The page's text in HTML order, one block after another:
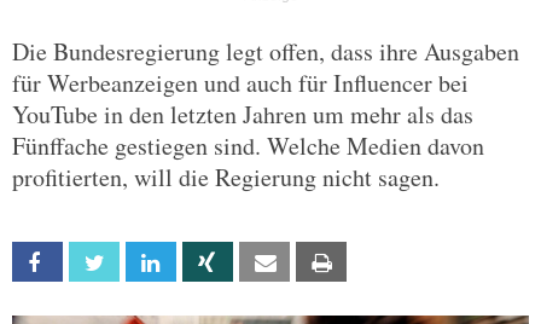
Die Bundesregierung legt offen, dass ihre Ausgaben
für Werbeanzeigen und auch für Influencer bei
YouTube in den letzten Jahren um mehr als das
Fünffache gestiegen sind. Welche Medien davon
profitierten, will die Regierung nicht sagen.
Facebook Twitter Linkedin Xing Email